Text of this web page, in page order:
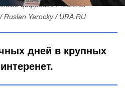
цифровой тишины
Ruslan Yarocky / URA.RU
дней в крупных